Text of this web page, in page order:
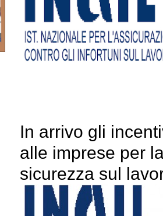
In arrivo gli
alle imprese per
sicurezza sul